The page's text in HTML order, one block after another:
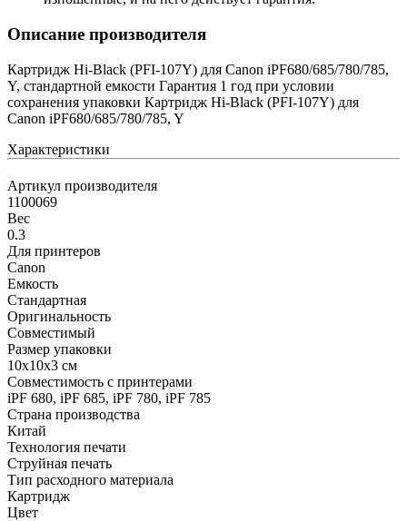
Описание производителя
Картридж Hi-Black (PFI-107Y) для Canon iPF680/685/780/785,
Y, стандартной емкости Гарантия 1 год при условии
сохранения упаковки Картридж Hi-Black (PFI-107Y) для
Canon iPF680/685/780/785, Y
Характеристики
Артикул производителя
1100069
Вес
0.3
Для принтеров
Canon
Емкость
Стандартная
Оригинальность
Совместимый
Размер упаковки
10x10x3 см
Совместимость с принтерами
iPF 680, iPF 685, iPF 780, iPF 785
Страна производства
Китай
Технология печати
Струйная печать
Тип расходного материала
Картридж
Цвет